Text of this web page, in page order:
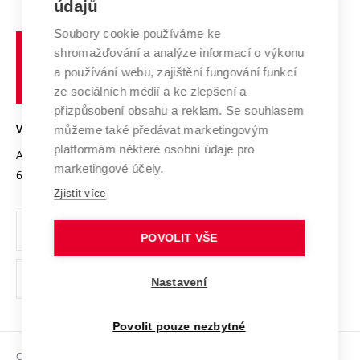
Systém zajišťování kvality výzkumu
Výzkumné infrastruktury
Transfer znalostí
Open Science
Projekty
Projekty ze strukturálních fondů
Specifický výzkum
Zahraniční spolupráce
Spolupráce se školami
Služby univerzity
Mezinárodní dohody
Univerzitní sítě
Profil univerzity
Udržitelná univerzita
Podnikavá univerzita / ContriBUTe
Bezpečná univerzita
Vyznamenání
Organizační struktura
Ochrana osobních údajů
odkaz)
učení
technické
VYSOKÉ UČENÍ TECHNICKÉ V BRNĚ
Antonínská 548/1
602 00 Brno
www.vut.cz
vut@vutbr.cz
Copyright © 2026 VUT
údajů
Soubory cookie používáme ke
shromažďování a analýze informací o výkonu
a používání webu, zajištění fungování funkcí
ze sociálních médií a ke zlepšení a
přizpůsobení obsahu a reklam. Se souhlasem
můžeme také předávat marketingovým
platformám některé osobní údaje pro
marketingové účely.
Zjistit více
POVOLIT VŠE
Nastavení
Povolit pouze nezbytné